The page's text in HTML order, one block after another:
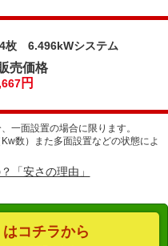
枚 6.496kWシステム
売価格
円
一面設置の場合に限ります。
数）また多面設置などの状態によ
「安さの理由」
はコチラから